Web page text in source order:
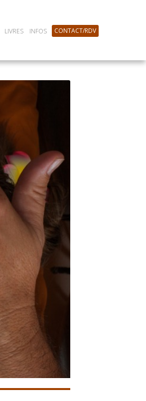
LIVRES INFOS CONTACT/RDV